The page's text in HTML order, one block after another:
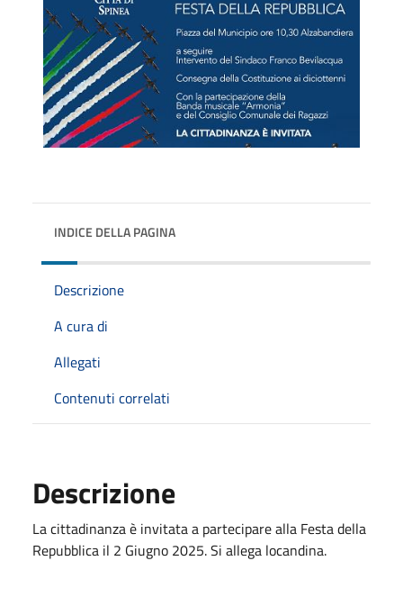
INDICE DELLA PAGINA
Descrizione
A cura di
Allegati
Contenuti correlati
Descrizione
La cittadinanza è invitata a partecipare alla Festa della
Repubblica il 2 Giugno 2025. Si allega locandina.